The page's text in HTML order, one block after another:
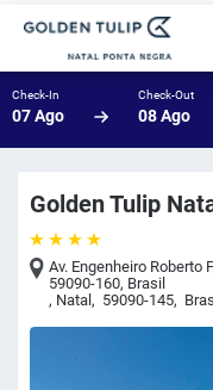
Check-In
07 Ago
Check-Out
08 Ago
Golden Tulip
Av. Engenheiro Roberto
59090-160, Brasil
, Natal, 59090-145,